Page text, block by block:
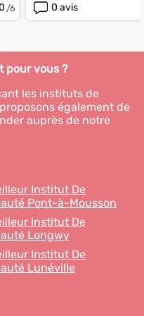
0 avis
pour vous ?
les instituts de
également de
auprès de notre
Institut De
Pont-à-Mousson
Institut De
Longwy
Institut De
Lunéville